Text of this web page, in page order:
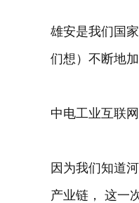
雄安是我们国
们想）不断地
中电工业互联
因为我们知道
产业链， 这一